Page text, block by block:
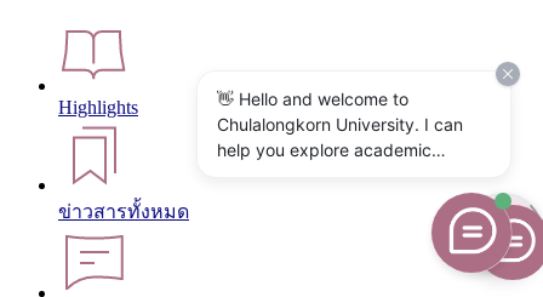
Highlights
ข่าวสารทั้งหมด
👋 Hello and welcome to
Chulalongkorn University. I can
help you explore academic